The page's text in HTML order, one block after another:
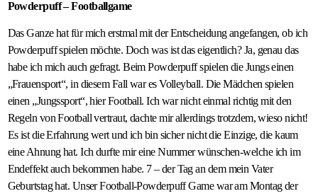
Powderpuff – Footballgame
Das Ganze hat für mich erstmal mit der Entscheidung angefangen, ob ich
Powderpuff spielen möchte. Doch was ist das eigentlich? Ja, genau das
habe ich mich auch gefragt. Beim Powderpuff spielen die Jungs einen
„Frauensport“, in diesem Fall war es Volleyball. Die Mädchen spielen
einen „Jungssport“, hier Football. Ich war nicht einmal richtig mit den
Regeln von Football vertraut, dachte mir allerdings trotzdem, wieso nicht!
Es ist die Erfahrung wert und ich bin sicher nicht die Einzige, die kaum
eine Ahnung hat. Ich durfte mir eine Nummer wünschen-welche ich im
Endeffekt auch bekommen habe. 7 – der Tag an dem mein Vater
Geburtstag hat. Unser Football-Powderpuff Game war am Montag der